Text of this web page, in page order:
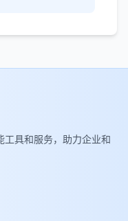
工具和服务，助力企业和